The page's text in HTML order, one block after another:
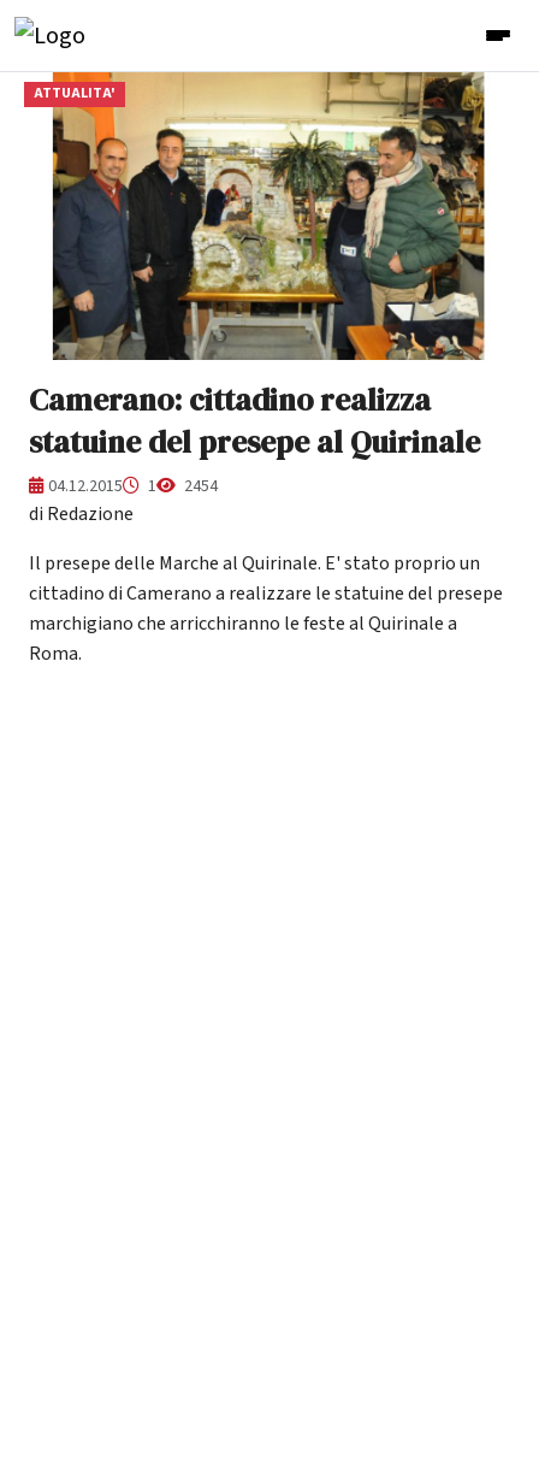
ATTUALITA'
Camerano: cittadino realizza
statuine del presepe al Quirinale
04.12.2015 1 2454
di Redazione
Il presepe delle Marche al Quirinale. E' stato proprio un
cittadino di Camerano a realizzare le statuine del presepe
marchigiano che arricchiranno le feste al Quirinale a
Roma.